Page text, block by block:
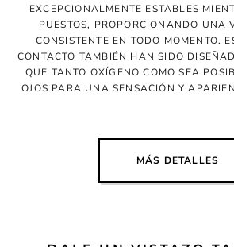
EXCEPCIONALMENTE ESTABLES
PUESTOS, PROPORCIONANDO UNA
CONSISTENTE EN TODO MOMENTO.
CONTACTO TAMBIÉN HAN SIDO
QUE TANTO OXÍGENO COMO SEA
OJOS PARA UNA SENSACIÓN Y
MÁS DETALLES